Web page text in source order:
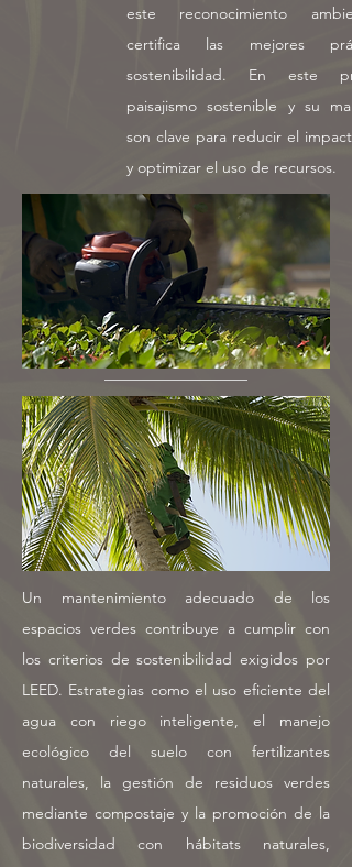
este reconocimiento
certifica las mejores
sostenibilidad. En este
paisajismo sostenible y su
son clave para reducir el
y optimizar el uso de recursos.
Un mantenimiento adecuado de los
espacios verdes contribuye a cumplir con
los criterios de sostenibilidad exigidos por
LEED. Estrategias como el uso eficiente del
agua con riego inteligente, el manejo
ecológico del suelo con fertilizantes
naturales, la gestión de residuos verdes
mediante compostaje y la promoción de la
biodiversidad con hábitats naturales,